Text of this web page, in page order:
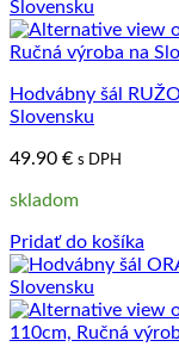
Hodvábny šál
Slovensku
49.90 € s DPH
skladom
Pridať do košíka